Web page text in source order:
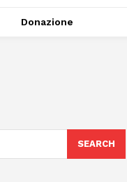
Donazione
SEARCH